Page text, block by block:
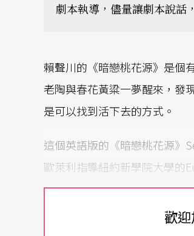
劇本執導，儘量讓劇本說話
賴聲川的《暗戀桃花源》是個
老陶與春花黃粱一夢醒來，發
是可以找到活下去的方式。
這個英語版的《暗戀桃花源》
歐萊利指導紐約新學院大學的
穿於課程內，並在期終表演
歡